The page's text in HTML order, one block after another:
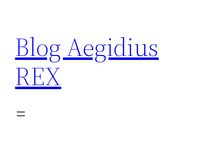
contenu
Blog Aegidius
REX